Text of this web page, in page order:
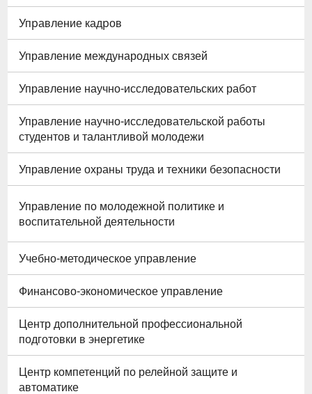
Упpавление кадpов
Управление международных связей
Управление научно-исследовательских работ
Управление научно-исследовательской работы
студентов и талантливой молодежи
Управление охраны труда и техники безопасности
Управление по молодежной политике и
воспитательной деятельности
Учебно-методическое управление
Финансово-экономическое управление
Центр дополнительной профессиональной
подготовки в энергетике
Центр компетенций по релейной защите и
автоматике